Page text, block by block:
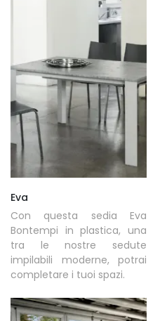
Eva
Con questa sedia Eva
Bontempi in plastica, una
tra le nostre sedute
impilabili moderne, potrai
completare i tuoi spazi.